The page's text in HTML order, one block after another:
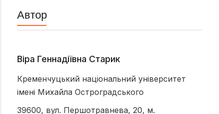
Автор
Віра Геннадіївна Старик
Кременчуцький національний університет
імені Михайла Остроградського
39600, вул. Першотравнева, 20, м.